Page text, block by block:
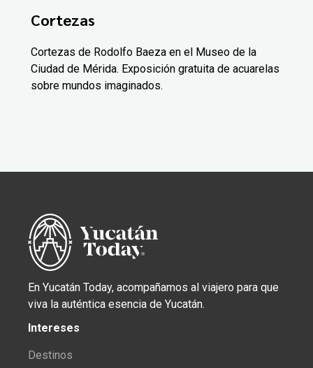
Cortezas
Cortezas de Rodolfo Baeza en el Museo de la
Ciudad de Mérida. Exposición gratuita de acuarelas
sobre mundos imaginados.
En Yucatán Today, acompañamos al viajero para que
viva la auténtica esencia de Yucatán.
Intereses
Destinos